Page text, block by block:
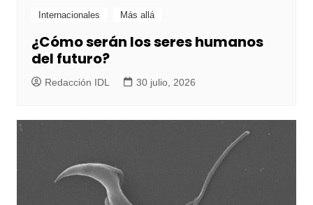
Internacionales Más allá
¿Cómo serán los seres humanos
del futuro?
Redacción IDL 30 julio, 2026